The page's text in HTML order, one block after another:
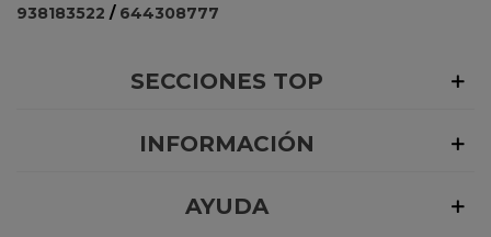
938183522 / 644308777
SECCIONES TOP
INFORMACIÓN
AYUDA